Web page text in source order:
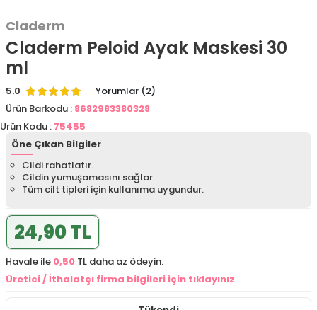
Claderm
Claderm Peloid Ayak Maskesi 30
ml
5.0
Yorumlar (2)
Ürün Barkodu : 8682983380328
Ürün Kodu : 75455
Öne Çıkan Bilgiler
Cildi rahatlatır.
Cildin yumuşamasını sağlar.
Tüm cilt tipleri için kullanıma uygundur.
24,90 TL
Havale ile 0,50 TL daha az ödeyin.
Üretici / İthalatçı firma bilgileri için tıklayınız